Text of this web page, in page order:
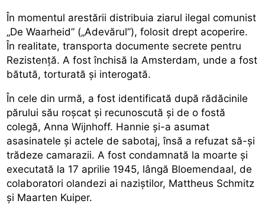
În momentul arestării distribuia ziarul ilegal comunist
„De Waarheid” („Adevărul”), folosit drept acoperire.
În realitate, transporta documente secrete pentru
Rezistență. A fost închisă la Amsterdam, unde a fost
bătută, torturată și interogată.
În cele din urmă, a fost identificată după rădăcinile
părului său roșcat și recunoscută și de o fostă
colegă, Anna Wijnhoff. Hannie și-a asumat
asasinatele și actele de sabotaj, însă a refuzat să-și
trădeze camarazii. A fost condamnată la moarte și
executată la 17 aprilie 1945, lângă Bloemendaal, de
colaboratori olandezi ai naziștilor, Mattheus Schmitz
și Maarten Kuiper.